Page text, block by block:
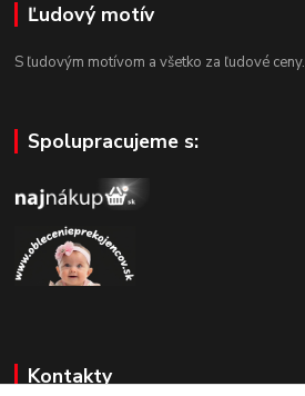
Ľudový motív
S ľudovým motívom a všetko za ľudové ceny.
Spolupracujeme s:
Kontakty